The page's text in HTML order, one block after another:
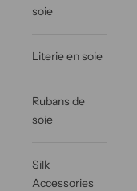
soie
Literie en soie
Rubans de
soie
Silk
Accessories